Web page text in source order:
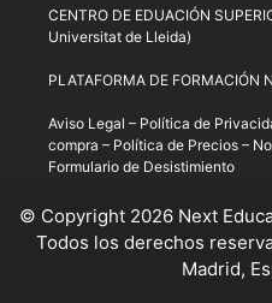
CENTRO DE EDUACIÓN
Universitat de Lleida)
PLATAFORMA DE FORMACIÓN
Aviso Legal – Política de
compra – Política de Precios –
Formulario de Desistimiento
© Copyright 2026 Next
Todos los derechos
Madrid,